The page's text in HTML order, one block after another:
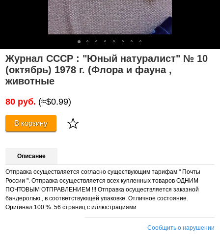
Журнал СССР : "Юный натуралист" № 10
(октябрь) 1978 г. (Флора и фауна ,
животные
80 руб. (≈$0.99)
В корзину
Описание
Отправка осуществляется согласно существующим тарифам " Почты
России ". Отправка осуществляется всех купленных товаров ОДНИМ
ПОЧТОВЫМ ОТПРАВЛЕНИЕМ !!! Отправка осуществляется заказной
бандеролью , в соответствующей упаковке. Отличное состояние.
Оригинал 100 %. 56 страниц с иллюстрациями
Сообщить о нарушении